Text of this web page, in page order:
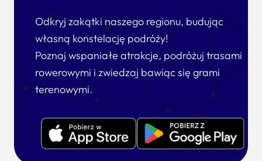
Odkryj zakątki naszego regionu, budując
własną konstelację podróży!
Poznaj wspaniałe atrakcje, podróżuj trasami
rowerowymi i zwiedzaj bawiąc się grami
terenowymi.